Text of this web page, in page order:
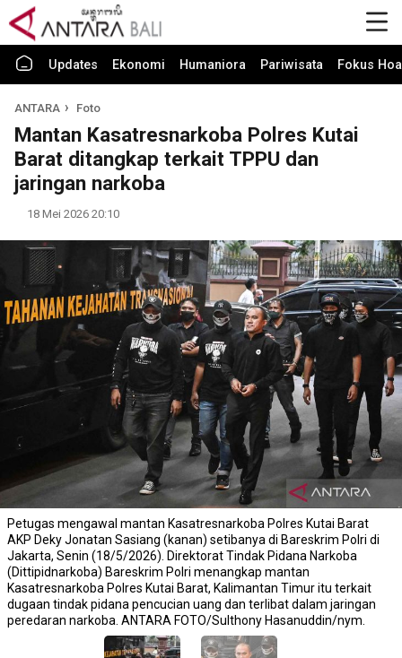
Updates Ekonomi Humaniora Pariwisata Fokus
ANTARA Foto
Mantan Kasatresnarkoba Polres Kutai
Barat ditangkap terkait TPPU dan
jaringan narkoba
18 Mei 2026 20:10
Petugas mengawal mantan Kasatresnarkoba Polres Kutai Barat
AKP Deky Jonatan Sasiang (kanan) setibanya di Bareskrim Polri di
Jakarta, Senin (18/5/2026). Direktorat Tindak Pidana Narkoba
(Dittipidnarkoba) Bareskrim Polri menangkap mantan
Kasatresnarkoba Polres Kutai Barat, Kalimantan Timur itu terkait
dugaan tindak pidana pencucian uang dan terlibat dalam jaringan
peredaran narkoba. ANTARA FOTO/Sulthony Hasanuddin/nym.